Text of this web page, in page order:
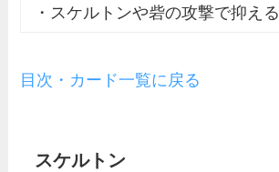
・スケルトンや砦の攻撃で抑える
目次・カード一覧に戻る
スケルトン